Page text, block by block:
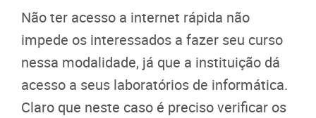
Não ter acesso a internet rápida não
impede os interessados a fazer seu curso
nessa modalidade, já que a instituição dá
acesso a seus laboratórios de informática.
Claro que neste caso é preciso verificar os